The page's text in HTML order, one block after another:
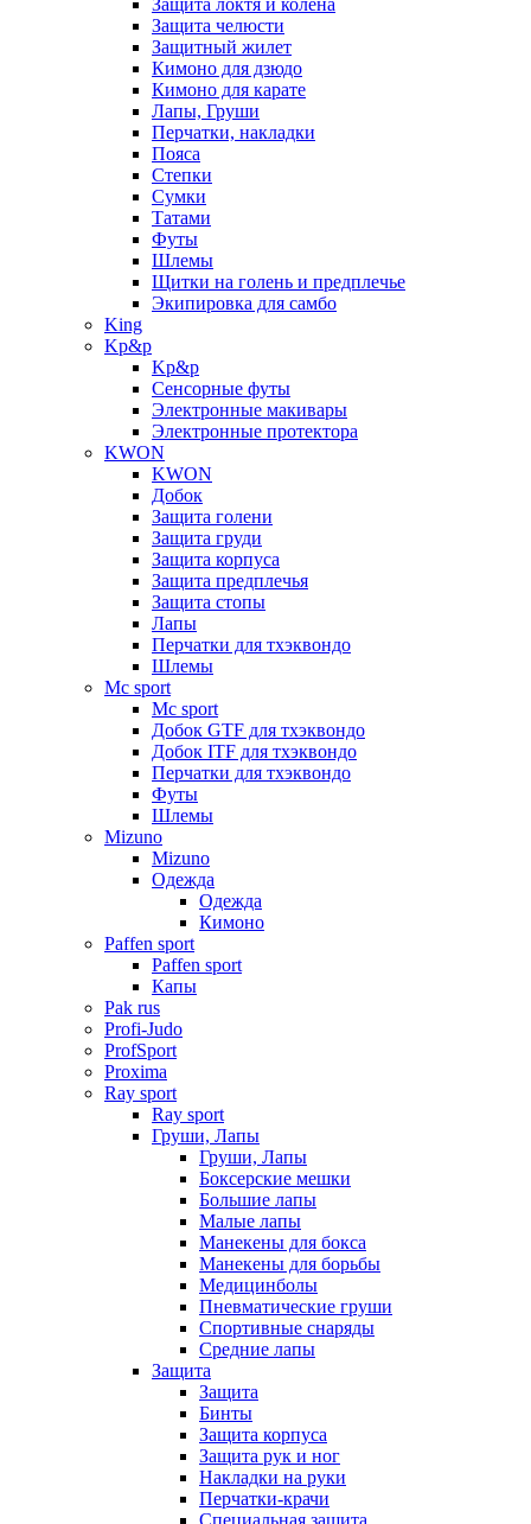
Защита локтя и колена
Защита челюсти
Защитный жилет
Кимоно для дзюдо
Кимоно для карате
Лапы, Груши
Перчатки, накладки
Пояса
Степки
Сумки
Татами
Футы
Шлемы
Щитки на голень и предплечье
Экипировка для самбо
King
Kp&p
Kp&p
Сенсорные футы
Электронные макивары
Электронные протектора
KWON
KWON
Добок
Защита голени
Защита груди
Защита корпуса
Защита предплечья
Защита стопы
Лапы
Перчатки для тхэквондо
Шлемы
Mс sport
Mс sport
Добок GTF для тхэквондо
Добок ITF для тхэквондо
Перчатки для тхэквондо
Футы
Шлемы
Mizuno
Mizuno
Одежда
Одежда
Кимоно
Paffen sport
Paffen sport
Капы
Pak rus
Profi-Judo
ProfSport
Proxima
Ray sport
Ray sport
Груши, Лапы
Груши, Лапы
Боксерские мешки
Большие лапы
Малые лапы
Манекены для бокса
Манекены для борьбы
Медицинболы
Пневматические груши
Спортивные снаряды
Средние лапы
Защита
Защита
Бинты
Защита корпуса
Защита рук и ног
Накладки на руки
Перчатки-крачи
Специальная защита